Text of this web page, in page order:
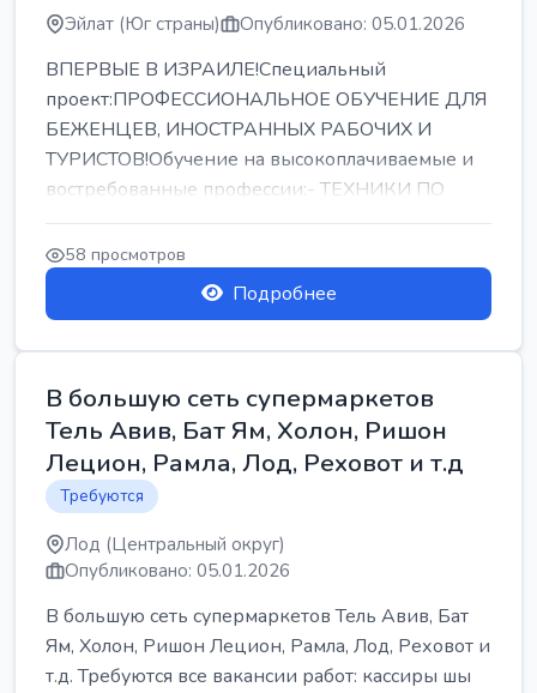
Эйлат (Юг страны) Опубликовано: 05.01.2026
ВПЕРВЫЕ В ИЗРАИЛЕ!Специальный
проект:ПРОФЕССИОНАЛЬНОЕ ОБУЧЕНИЕ ДЛЯ
БЕЖЕНЦЕВ, ИНОСТРАННЫХ РАБОЧИХ И
ТУРИСТОВ!Обучение на высокоплачиваемые и
востребованные профессии:- ТЕХНИКИ ПО
РЕМОНТУ КОНДИЦИОНЕРОВ-...
58 просмотров
Подробнее
В большую сеть супермаркетов
Тель Авив, Бат Ям, Холон, Ришон
Лецион, Рамла, Лод, Реховот и т.д
Требуются
Лод (Центральный округ)
Опубликовано: 05.01.2026
В большую сеть супермаркетов Тель Авив, Бат
Ям, Холон, Ришон Лецион, Рамла, Лод, Реховот и
т.д. Требуются все вакансии работ: кассиры шы